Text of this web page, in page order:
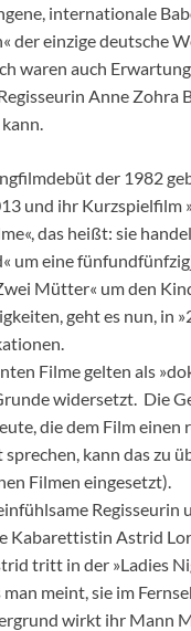
internationale
der einzige deutsche
waren auch
Anne Zohra
der 1982
und ihr Kurzspielfilm
das heißt: sie
um eine
Mütter« um den
geht es nun, in
Filme gelten als
widersetzt. Die
die dem Film einen
kann das zu
Filmen eingesetzt).
Kabarettistin Astrid
tritt in der »Ladies
meint, sie im
wirkt ihr Mann